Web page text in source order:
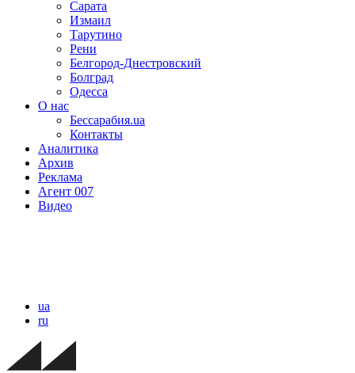
Сарата
Измаил
Тарутино
Рени
Белгород-Днестровский
Болград
Одесса
О нас
Бессарабия.ua
Контакты
Аналитика
Архив
Реклама
Агент 007
Видео
ua
ru